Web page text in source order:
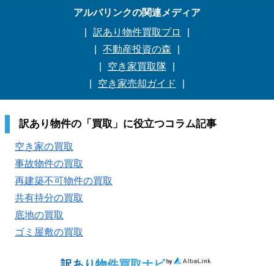
アルバリンクの関連メディア
訳あり物件買取プロ
不動産投資の森
空き家買取隊
空き家売却ガイド
訳あり物件の「買取」に役立つコラム記事
空き家の買取
事故物件の買取
再建築不可物件の買取
共有持分の買取
底地の買取
ゴミ屋敷の買取